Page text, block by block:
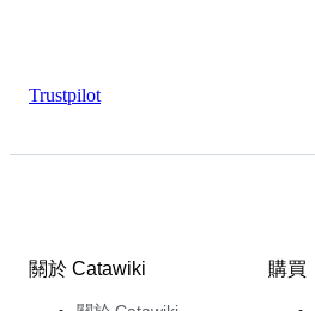
Trustpilot
關於 Catawiki 購買